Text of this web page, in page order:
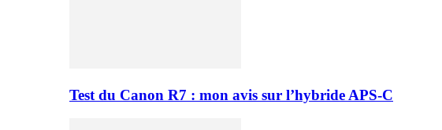
Test du Canon R7 : mon avis sur l’hybride APS-C